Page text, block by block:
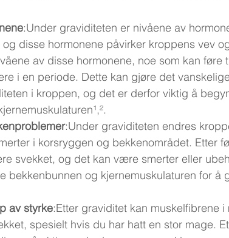
:Under graviditeten er nivåene av
disse hormonene påvirker kroppens vev
av disse hormonene, noe som kan føre
i en periode. Dette kan gjøre det
i kroppen, og det er derfor viktig å
:Under graviditeten endres
i korsryggen og bekkenområdet. Etter
svekket, og det kan være smerter eller
bekkenbunnen og kjernemuskulaturen for å
av styrke:Etter graviditet kan muskelfibrene
spesielt hvis du har hatt en stor mage.